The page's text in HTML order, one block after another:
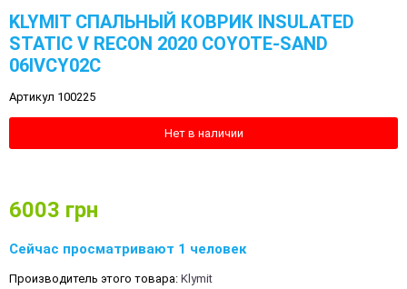
KLYMIT СПАЛЬНЫЙ КОВРИК INSULATED
STATIC V RECON 2020 COYOTE-SAND
06IVCY02C
Артикул 100225
Нет в наличии
6003 грн
Сейчас просматривают 1 человек
Производитель этого товара: Klymit